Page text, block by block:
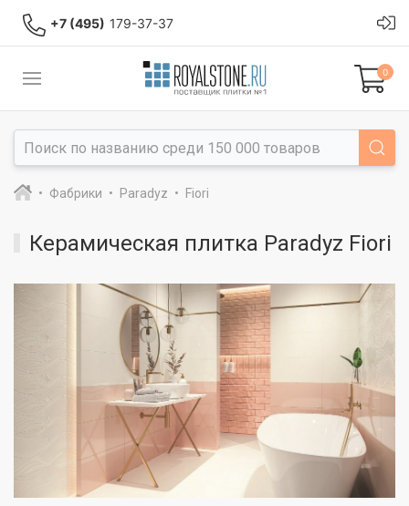
+7 (495) 179-37-37
0
Фабрики Paradyz Fiori
Керамическая плитка Paradyz Fiori